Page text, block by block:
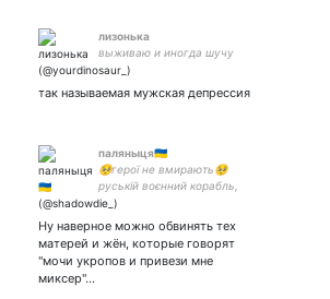
лизонька
выживаю и иногда шучу
так называемая мужская депрессия
паляныця🇺🇦
🥺герої не вмирають🥺
руській воєнний корабль,
іді нахуй
Ну наверное можно обвинять тех
матерей и жён, которые говорят
"мочи укропов и привези мне
миксер"…